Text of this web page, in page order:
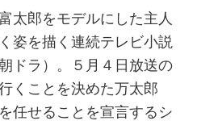
太郎をモデルにした主人
姿を描く連続テレビ小説
ドラ）。５月４日放送の
くことを決めた万太郎
任せることを宣言するシ